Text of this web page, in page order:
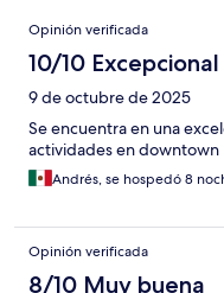
Opiniones
Opinión verificada
10/10 Excepcional
9 de octubre de 2025
Se encuentra en una
actividades en downtown
Andrés, se hospedó 8
Opinión verificada
8/10 Muy buena